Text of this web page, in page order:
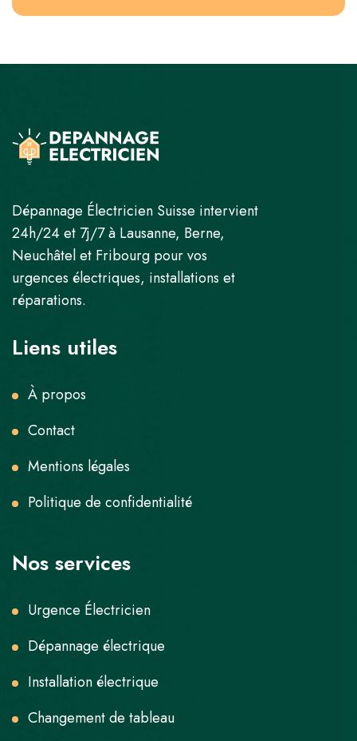
Dépannage Électricien Suisse intervient
24h/24 et 7j/7 à Lausanne, Berne,
Neuchâtel et Fribourg pour vos
urgences électriques, installations et
réparations.
Liens utiles
À propos
Contact
Mentions légales
Politique de confidentialité
Nos services
Urgence Électricien
Dépannage électrique
Installation électrique
Changement de tableau